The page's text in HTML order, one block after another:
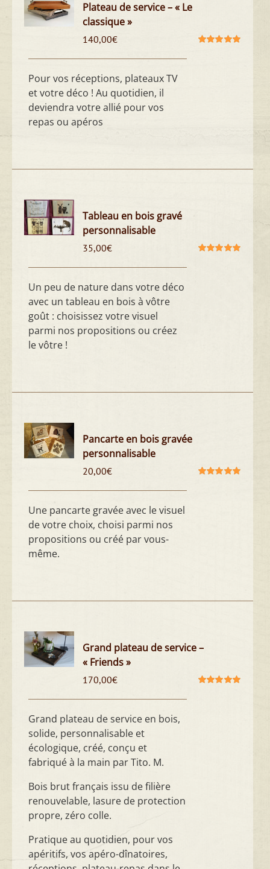
Plateau de service – « Le
classique »
140,00€
Pour vos réceptions, plateaux TV
et votre déco ! Au quotidien, il
deviendra votre allié pour vos
repas ou apéros
Tableau en bois gravé
personnalisable
35,00€
Un peu de nature dans votre déco
avec un tableau en bois à vôtre
goût : choisissez votre visuel
parmi nos propositions ou créez
le vôtre !
Pancarte en bois gravée
personnalisable
20,00€
Une pancarte gravée avec le visuel
de votre choix, choisi parmi nos
propositions ou créé par vous-
même.
Grand plateau de service –
« Friends »
170,00€
Grand plateau de service en bois,
solide, personnalisable et
écologique, créé, conçu et
fabriqué à la main par Tito. M.
Bois brut français issu de filière
renouvelable, lasure de protection
propre, zéro colle.
Pratique au quotidien, pour vos
apéritifs, vos apéro-dînatoires,